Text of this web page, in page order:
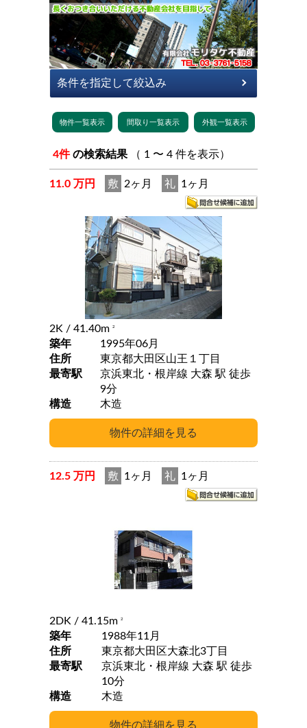
4件 の検索結果 （ 1 〜 4 件を表示）
11.0 万円 敷 2ヶ月 礼 1ヶ月
2K / 41.40m 2
築年
1995年06月
住所
東京都大田区山王１丁目
最寄駅
京浜東北・根岸線 大森 駅 徒歩
9分
構造
木造
12.5 万円 敷 1ヶ月 礼 1ヶ月
2DK / 41.15m 2
築年
1988年11月
住所
東京都大田区大森北3丁目
最寄駅
京浜東北・根岸線 大森 駅 徒歩
10分
構造
木造